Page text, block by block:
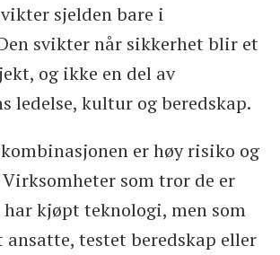
sjelden bare i
svikter når sikkerhet blir et
og ikke en del av
ledelse, kultur og beredskap.
er høy risiko og
som tror de er
kjøpt teknologi, men som
testet beredskap eller